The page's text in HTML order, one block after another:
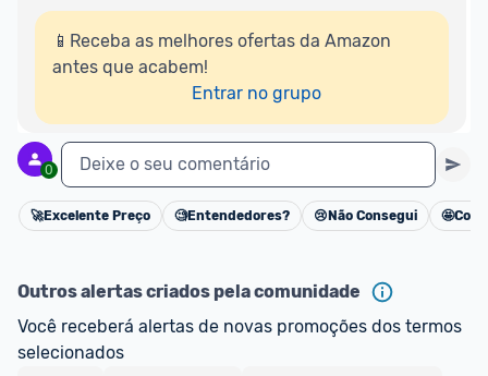
📱Receba as melhores ofertas da Amazon
antes que acabem!
Entrar no grupo
0 Deixe o seu comentário
Cancelar
🚀Excelente Preço 🧐Entendedores? 😢 Não Consegui 🤩
Outros alertas criados pela comunidade
Você receberá alertas de novas promoções dos termos
selecionados